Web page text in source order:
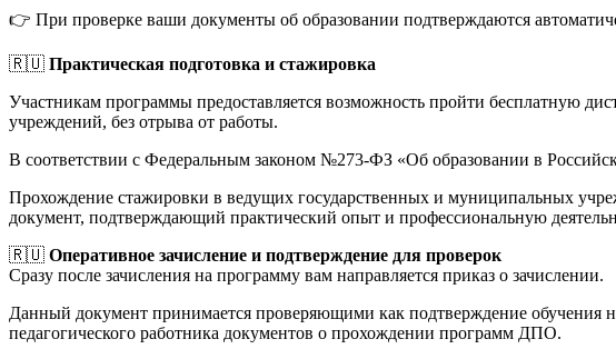
👉 При проверке ваши документы об образовании подтверждаются
🇷🇺 Практическая подготовка и стажировка
Участникам программы предоставляется возможность пройти бесплатную
учреждений, без отрыва от работы.
В соответствии с Федеральным законом №273-ФЗ «Об образовании в
Прохождение стажировки в ведущих государственных и муниципальных
документ, подтверждающий практический опыт и профессиональную
🇷🇺 Оперативное зачисление и подтверждение для проверок
Сразу после зачисления на программу вам направляется приказ о зачислении.
Данный документ принимается проверяющими как подтверждение обучения
педагогического работника документов о прохождении программ ДПО.